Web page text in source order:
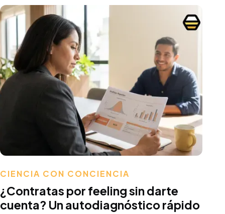
CIENCIA CON CONCIENCIA
¿Contratas por feeling sin darte
cuenta? Un autodiagnóstico rápido